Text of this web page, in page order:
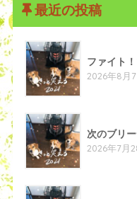
最近の投稿
ファイト
2026年8月7
次のブリ
2026年7月